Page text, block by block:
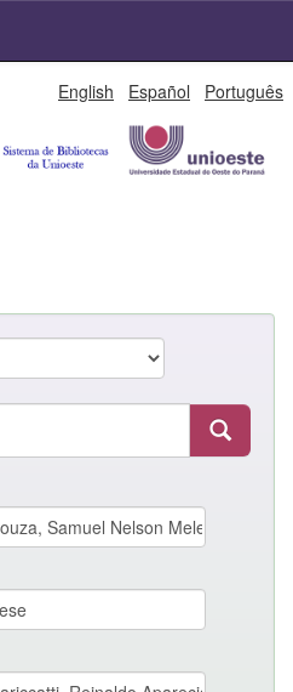
English Español Português